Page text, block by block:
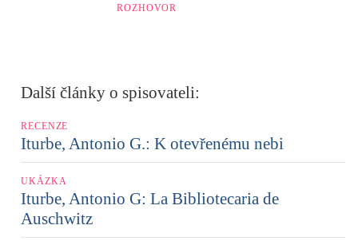
ROZHOVOR
Další články o spisovateli:
RECENZE
Iturbe, Antonio G.: K otevřenému nebi
UKÁZKA
Iturbe, Antonio G: La Bibliotecaria de
Auschwitz